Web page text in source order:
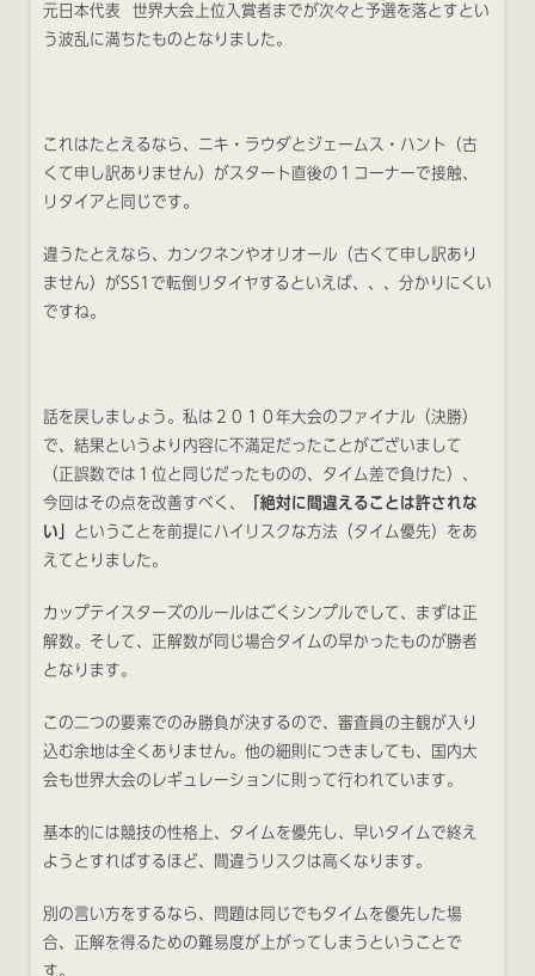
元日本代表 世界大会上位入賞者までが次々と予選を落とすとい
う波乱に満ちたものとなりました。
これはたとえるなら、ニキ・ラウダとジェームス・ハント（古
くて申し訳ありません）がスタート直後の１コーナーで接触、
リタイアと同じです。
違うたとえなら、カンクネンやオリオール（古くて申し訳あり
ません）がSS1で転倒リタイヤするといえば、、、分かりにくい
ですね。
話を戻しましょう。私は２０１０年大会のファイナル（決勝）
で、結果というより内容に不満足だったことがございまして
（正誤数では１位と同じだったものの、タイム差で負けた）、
今回はその点を改善すべく、
「絶対に間違えることは許されな
い」 ということを前提にハイリスクな方法（タイム優先）をあ
えてとりました。
カップテイスターズのルールはごくシンプルでして、まずは正
解数。そして、正解数が同じ場合タイムの早かったものが勝者
となります。
この二つの要素でのみ勝負が決するので、審査員の主観が入り
込む余地は全くありません。他の細則につきましても、国内大
会も世界大会のレギュレーションに則って行われています。
基本的には競技の性格上、タイムを優先し、早いタイムで終え
ようとすればするほど、間違うリスクは高くなります。
別の言い方をするなら、問題は同じでもタイムを優先した場
合、正解を得るための難易度が上がってしまうということで
す。